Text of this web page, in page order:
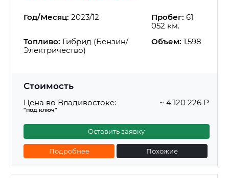
Год/Месяц: 2023/12 Пробег: 61
052 км.
Топливо: Гибрид (Бензин/
Электричество)
Объем: 1.598
Стоимость
Цена во Владивостоке:
"под ключ"
~ 4 120 226 ₽
Оставить заявку
Подробнее Похожие